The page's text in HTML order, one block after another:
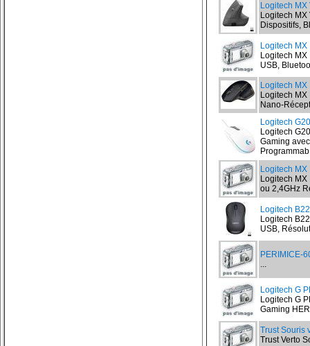
Logitech MX
Logitech
Dispositifs,
Logitech MX
Logitech
USB,
Logitech MX
Logitech
Nano-
Logitech
Logitech
Gaming
Logitech MX
Logitech
ou 2,4GHz
Logitech
Logitech
USB,
PERIMICE-
...
Logitech G
Logitech G
Gaming
Trust Souris
Trust Verto